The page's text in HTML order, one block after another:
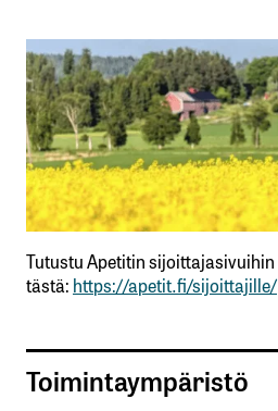
Tutustu Apetitin sijoittajasivuihin
tästä: https://apetit.fi/sijoittajille/
Toimintaympäristö